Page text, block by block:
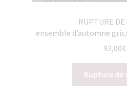
RUPTURE DE
ensemble d’automne
92,00€
Rupture de